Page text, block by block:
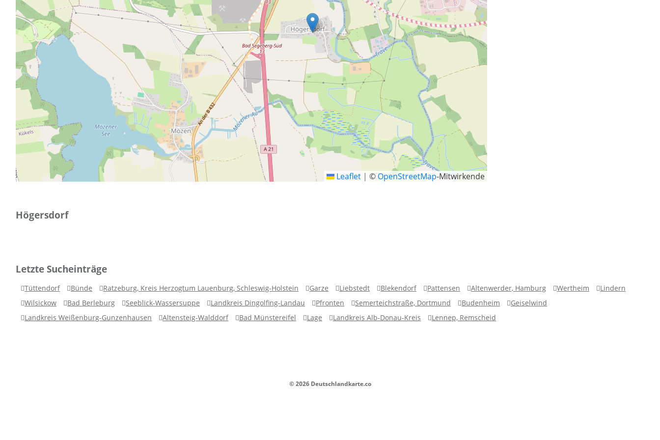
Leaflet | © OpenStreetMap-Mitwirkende
Högersdorf
Letzte Sucheinträge
Tüttendorf Bünde Ratzeburg, Kreis Herzogtum Lauenburg, Schleswig-Holstein Garze Liebstedt Blekendorf Pattensen Altenwerder, Hamburg Wertheim
Lindern
Wilsickow
Bad Berleburg Seeblick-Wassersuppe Landkreis Dingolfing-Landau Pfronten Semerteichstraße, Dortmund Budenheim
Geiselwind
Landkreis Weißenburg-Gunzenhausen
Altensteig-Walddorf Bad Münstereifel Lage Landkreis Alb-Donau-Kreis Lennep, Remscheid
© 2026 Deutschlandkarte.co